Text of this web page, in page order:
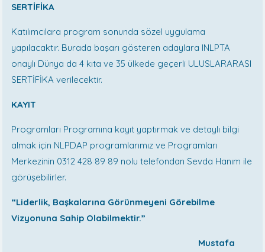
SERTİFİKA
Katılımcılara program sonunda sözel uygulama
yapılacaktır. Burada başarı gösteren adaylara INLPTA
onaylı Dünya da 4 kıta ve 35 ülkede geçerli ULUSLARARASI
SERTİFİKA verilecektir.
KAYIT
Programları Programına kayıt yaptırmak ve detaylı bilgi
almak için NLPDAP programlarımız ve Programları
Merkezinin 0312 428 89 89 nolu telefondan Sevda Hanım ile
görüşebilirler.
“Liderlik, Başkalarına Görünmeyeni Görebilme
Vizyonuna Sahip Olabilmektir.”
Mustafa